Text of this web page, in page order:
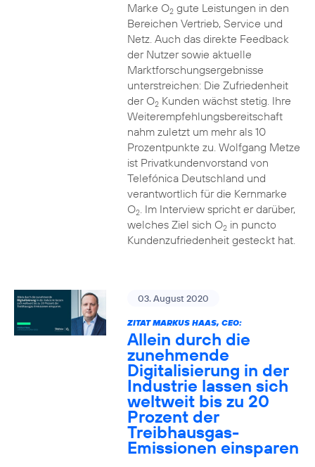
Marke O2gute Leistungen in den
Bereichen Vertrieb, Service und
Netz. Auch das direkte Feedback
der Nutzer sowie aktuelle
Marktforschungsergebnisse
unterstreichen: Die Zufriedenheit
der O2Kunden wächst stetig. Ihre
Weiterempfehlungsbereitschaft
nahm zuletzt um mehr als 10
Prozentpunkte zu. Wolfgang Metze
ist Privatkundenvorstand von
Telefónica Deutschland und
verantwortlich für die Kernmarke
O2. Im Interview spricht er darüber,
welches Ziel sich O2in puncto
Kundenzufriedenheit gesteckt hat.
03. August 2020
ZITAT MARKUS HAAS, CEO:
Allein durch die
zunehmende
Digitalisierung in der
Industrie lassen sich
weltweit bis zu 20
Prozent der
Treibhausgas-
Emissionen einsparen